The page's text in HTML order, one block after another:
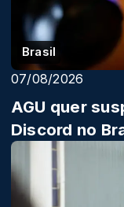
Brasil
07/08/2026
AGU quer
Discord no